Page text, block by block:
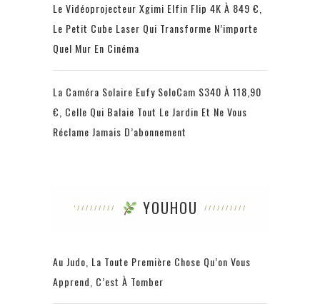
Le Vidéoprojecteur Xgimi Elfin Flip 4K À 849 €,
Le Petit Cube Laser Qui Transforme N’importe
Quel Mur En Cinéma
La Caméra Solaire Eufy SoloCam S340 À 118,90
€, Celle Qui Balaie Tout Le Jardin Et Ne Vous
Réclame Jamais D’abonnement
YOUHOU
Au Judo, La Toute Première Chose Qu’on Vous
Apprend, C’est À Tomber